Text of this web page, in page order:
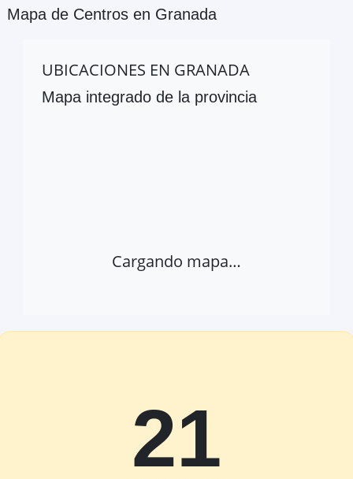
Mapa de Centros en Granada
UBICACIONES EN GRANADA
Mapa integrado de la provincia
Cargando mapa…
Abrir provincia en Google Maps
21